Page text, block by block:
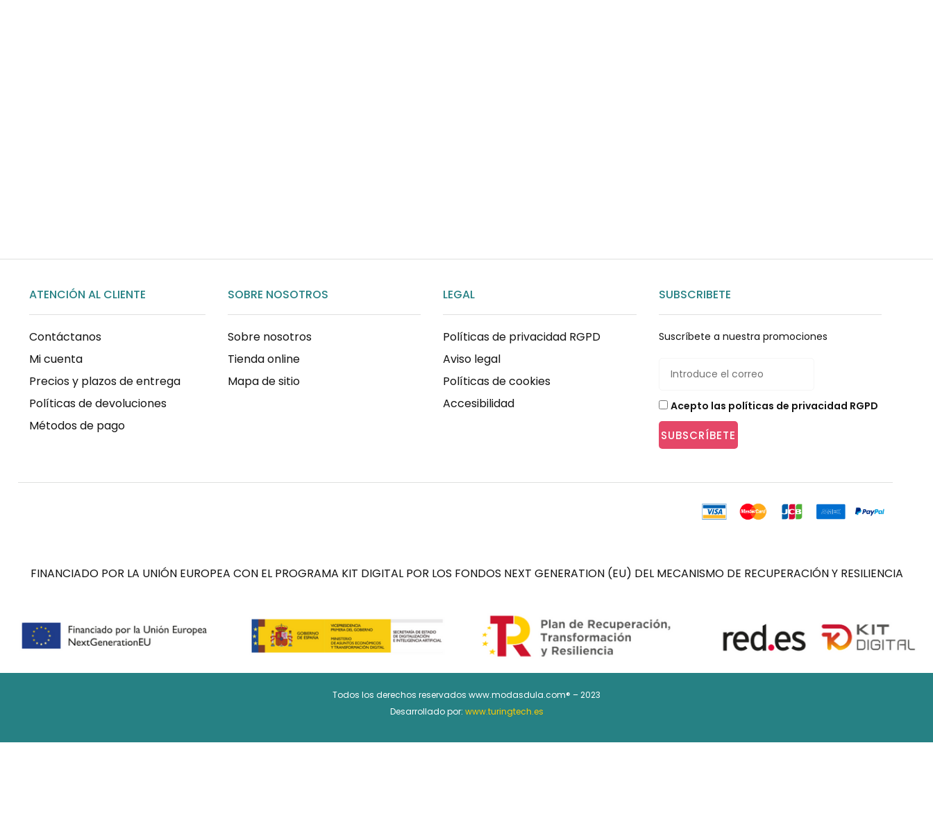
ATENCIÓN AL CLIENTE
Contáctanos
Mi cuenta
Precios y plazos de entrega
Políticas de devoluciones
Métodos de pago
SOBRE NOSOTROS
Sobre nosotros
Tienda online
Mapa de sitio
LEGAL
Políticas de privacidad RGPD
Aviso legal
Políticas de cookies
Accesibilidad
SUBSCRIBETE
Suscríbete a nuestra promociones
Acepto las políticas de privacidad RGPD
SUBSCRÍBETE
FINANCIADO POR LA UNIÓN EUROPEA CON EL PROGRAMA KIT DIGITAL POR LOS FONDOS NEXT GENERATION (EU) DEL MECANISMO DE RECUPERACIÓN Y RESILIENCIA
Todos los derechos reservados www.modasdula.com® – 2023
Desarrollado por: www.turingtech.es